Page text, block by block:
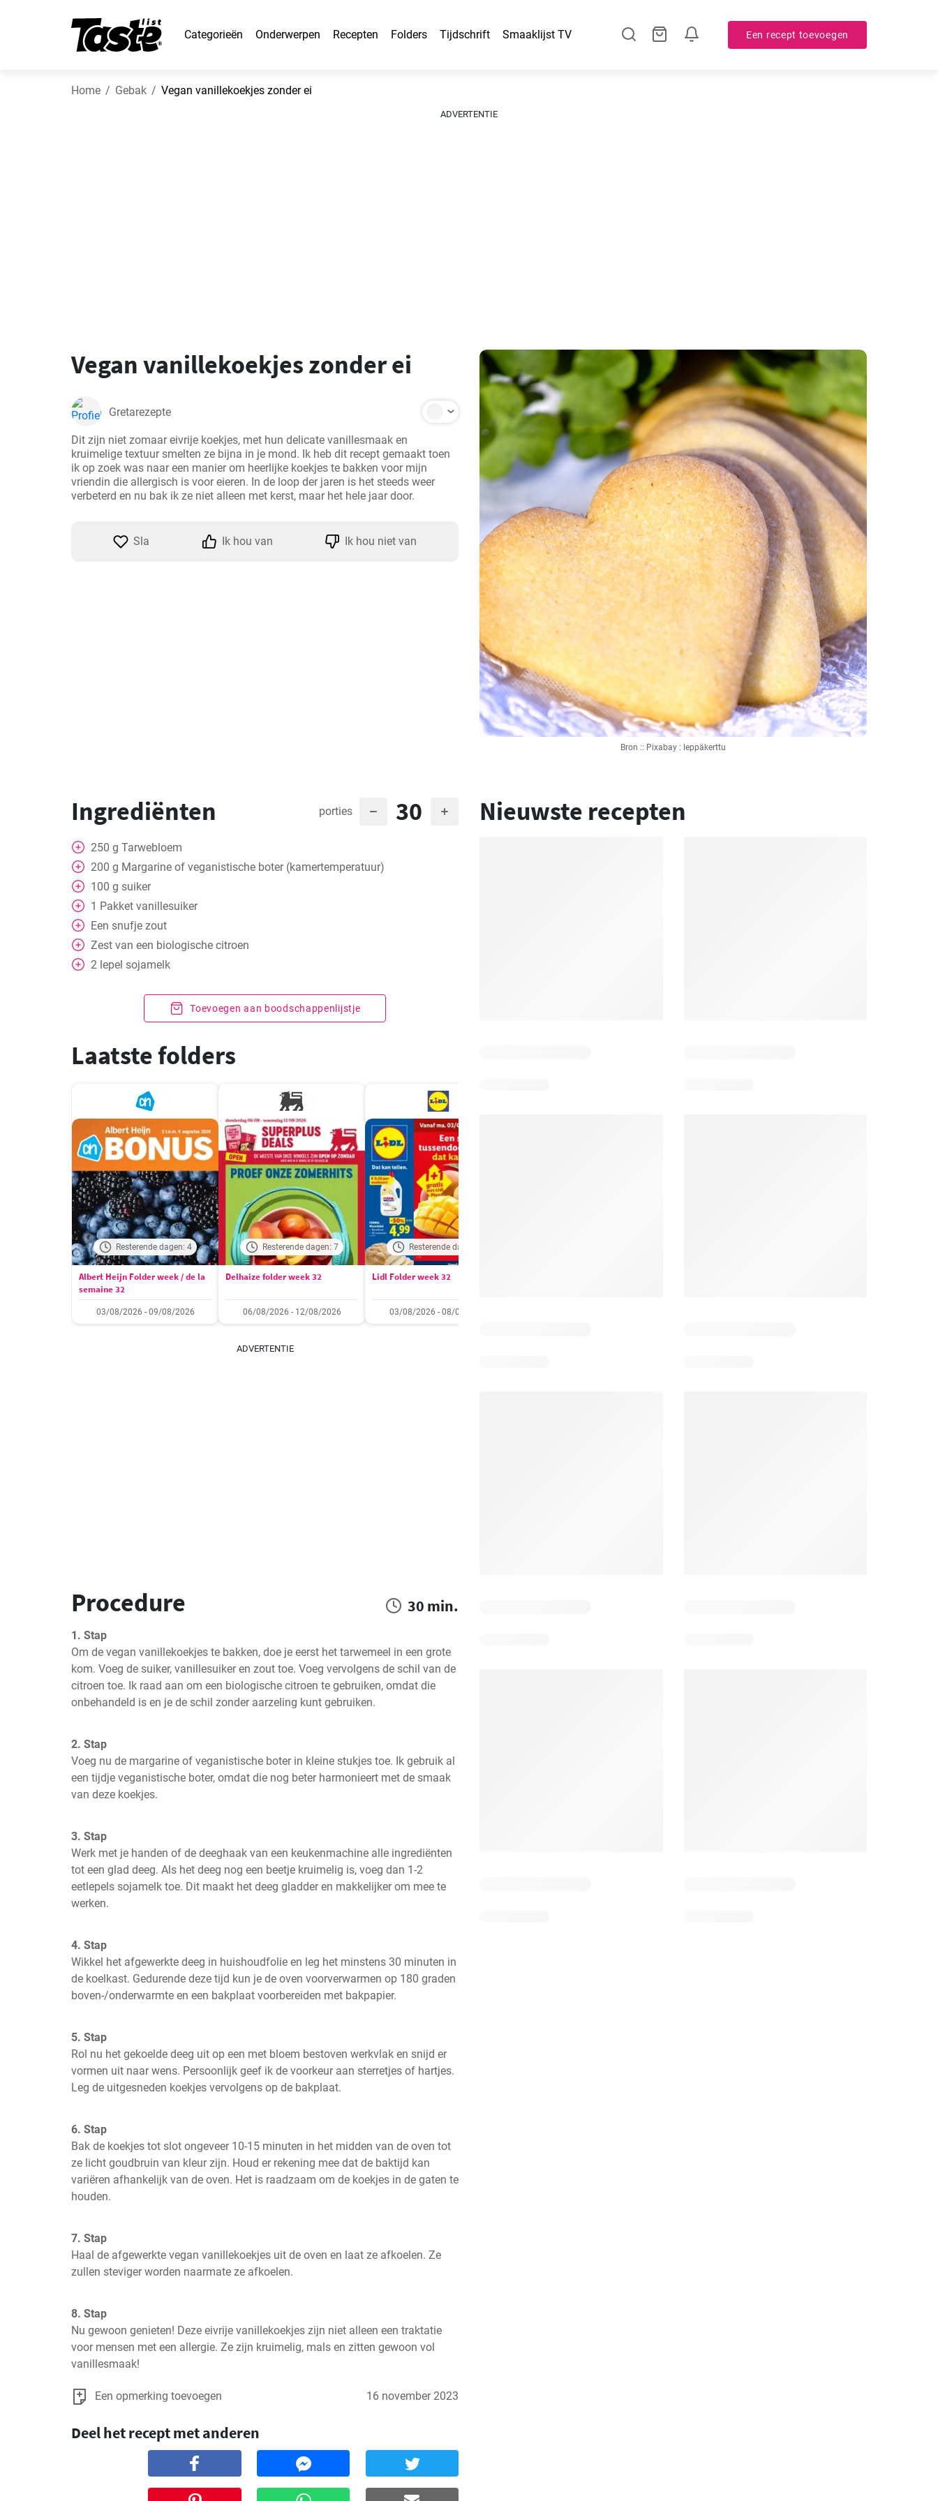
Categorieën Onderwerpen Recepten Folders Tijdschrift Smaaklijst TV Een recept toevoegen
Home Gebak Vegan vanillekoekjes zonder ei
ADVERTENTIE
Bron :: Pixabay : leppäkerttu
Vegan vanillekoekjes zonder ei
Gretarezepte
Dit zijn niet zomaar eivrije koekjes, met hun delicate vanillesmaak en
kruimelige textuur smelten ze bijna in je mond. Ik heb dit recept gemaakt toen
ik op zoek was naar een manier om heerlijke koekjes te bakken voor mijn
vriendin die allergisch is voor eieren. In de loop der jaren is het steeds weer
verbeterd en nu bak ik ze niet alleen met kerst, maar het hele jaar door.
Sla Ik hou van Ik hou niet van
Ingrediënten porties 30
250 g Tarwebloem
200 g Margarine of veganistische boter (kamertemperatuur)
100 g suiker
1 Pakket vanillesuiker
Een snufje zout
Zest van een biologische citroen
2 lepel sojamelk
Toevoegen aan boodschappenlijstje
Laatste folders
Resterende dagen: 4
Albert Heijn Folder week / de la
semaine 32
03/08/2026 - 09/08/2026
Resterende dagen: 7
Delhaize folder week 32
06/08/2026 - 12/08/2026
Resterende dagen: 3
Lidl Folder week 32
03/08/2026 - 08/08/2026
ADVERTENTIE
Procedure 30 min.
1. Stap
Om de vegan vanillekoekjes te bakken, doe je eerst het tarwemeel in een grote
kom. Voeg de suiker, vanillesuiker en zout toe. Voeg vervolgens de schil van de
citroen toe. Ik raad aan om een biologische citroen te gebruiken, omdat die
onbehandeld is en je de schil zonder aarzeling kunt gebruiken.
2. Stap
Voeg nu de margarine of veganistische boter in kleine stukjes toe. Ik gebruik al
een tijdje veganistische boter, omdat die nog beter harmonieert met de smaak
van deze koekjes.
3. Stap
Werk met je handen of de deeghaak van een keukenmachine alle ingrediënten
tot een glad deeg. Als het deeg nog een beetje kruimelig is, voeg dan 1-2
eetlepels sojamelk toe. Dit maakt het deeg gladder en makkelijker om mee te
werken.
4. Stap
Wikkel het afgewerkte deeg in huishoudfolie en leg het minstens 30 minuten in
de koelkast. Gedurende deze tijd kun je de oven voorverwarmen op 180 graden
boven-/onderwarmte en een bakplaat voorbereiden met bakpapier.
5. Stap
Rol nu het gekoelde deeg uit op een met bloem bestoven werkvlak en snijd er
vormen uit naar wens. Persoonlijk geef ik de voorkeur aan sterretjes of hartjes.
Leg de uitgesneden koekjes vervolgens op de bakplaat.
6. Stap
Bak de koekjes tot slot ongeveer 10-15 minuten in het midden van de oven tot
ze licht goudbruin van kleur zijn. Houd er rekening mee dat de baktijd kan
variëren afhankelijk van de oven. Het is raadzaam om de koekjes in de gaten te
houden.
7. Stap
Haal de afgewerkte vegan vanillekoekjes uit de oven en laat ze afkoelen. Ze
zullen steviger worden naarmate ze afkoelen.
8. Stap
Nu gewoon genieten! Deze eivrije vanillekoekjes zijn niet alleen een traktatie
voor mensen met een allergie. Ze zijn kruimelig, mals en zitten gewoon vol
vanillesmaak!
Een opmerking toevoegen 16 november 2023
Deel het recept met anderen
Nieuwste recepten